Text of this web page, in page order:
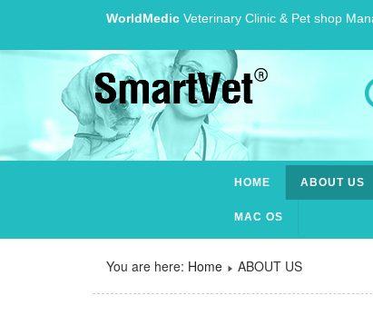
WorldMedic Veterinary Clinic & Pet shop
HOME ABOUT US
MAC OS
You are here: Home ABOUT US